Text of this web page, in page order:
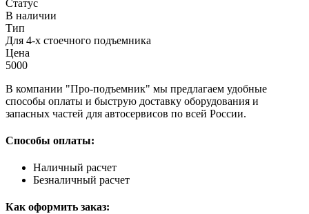
Статус
В наличии
Тип
Для 4-х стоечного подъемника
Цена
5000
В компании "Про-подъемник" мы предлагаем удобные
способы оплаты и быструю доставку оборудования и
запасных частей для автосервисов по всей России.
Способы оплаты:
Наличный расчет
Безналичный расчет
Как оформить заказ: